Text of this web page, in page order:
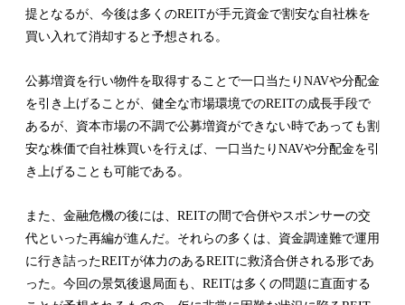
提となるが、今後は多くのREITが手元資金で割安な自社株を
買い入れて消却すると予想される。
公募増資を行い物件を取得することで一口当たりNAVや分配金
を引き上げることが、健全な市場環境でのREITの成長手段で
あるが、資本市場の不調で公募増資ができない時であっても割
安な株価で自社株買いを行えば、一口当たりNAVや分配金を引
き上げることも可能である。
また、金融危機の後には、REITの間で合併やスポンサーの交
代といった再編が進んだ。それらの多くは、資金調達難で運用
に行き詰ったREITが体力のあるREITに救済合併される形であ
った。今回の景気後退局面も、REITは多くの問題に直面する